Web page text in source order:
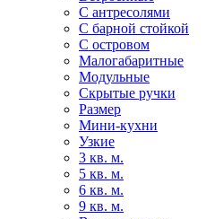
С антресолями
С барной стойкой
С островом
Малогабаритные
Модульные
Скрытые ручки
Размер
Мини-кухни
Узкие
3 кв. м.
5 кв. м.
6 кв. м.
9 кв. м.